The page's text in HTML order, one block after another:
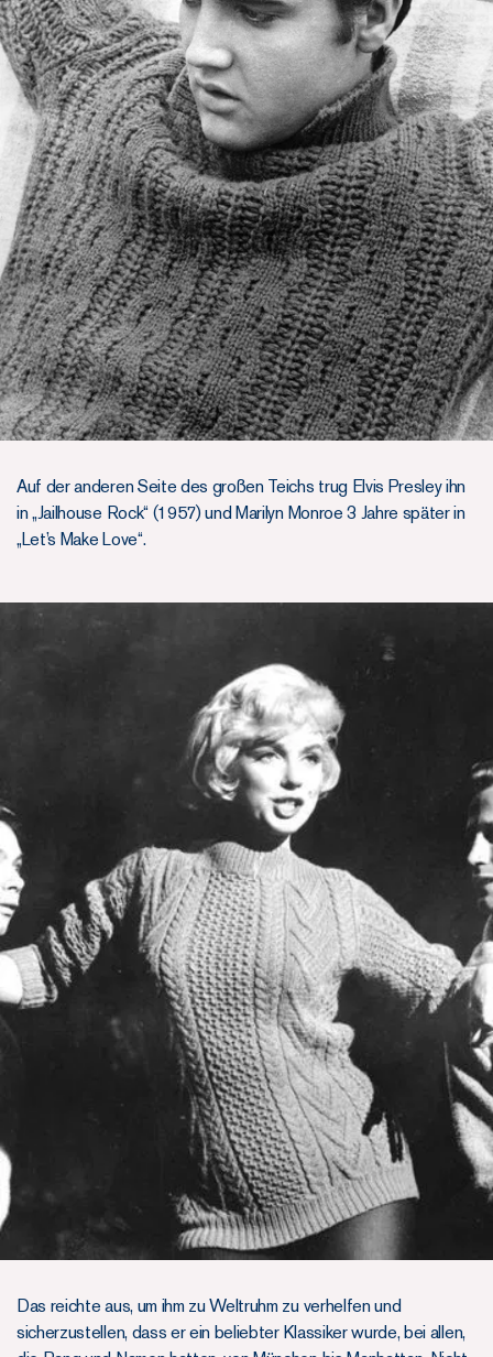
Auf der anderen Seite des großen Teichs trug Elvis Presley ihn
in „Jailhouse Rock“ (1957) und Marilyn Monroe 3 Jahre später in
„Let’s Make Love“.
Das reichte aus, um ihm zu Weltruhm zu verhelfen und
sicherzustellen, dass er ein beliebter Klassiker wurde, bei allen,